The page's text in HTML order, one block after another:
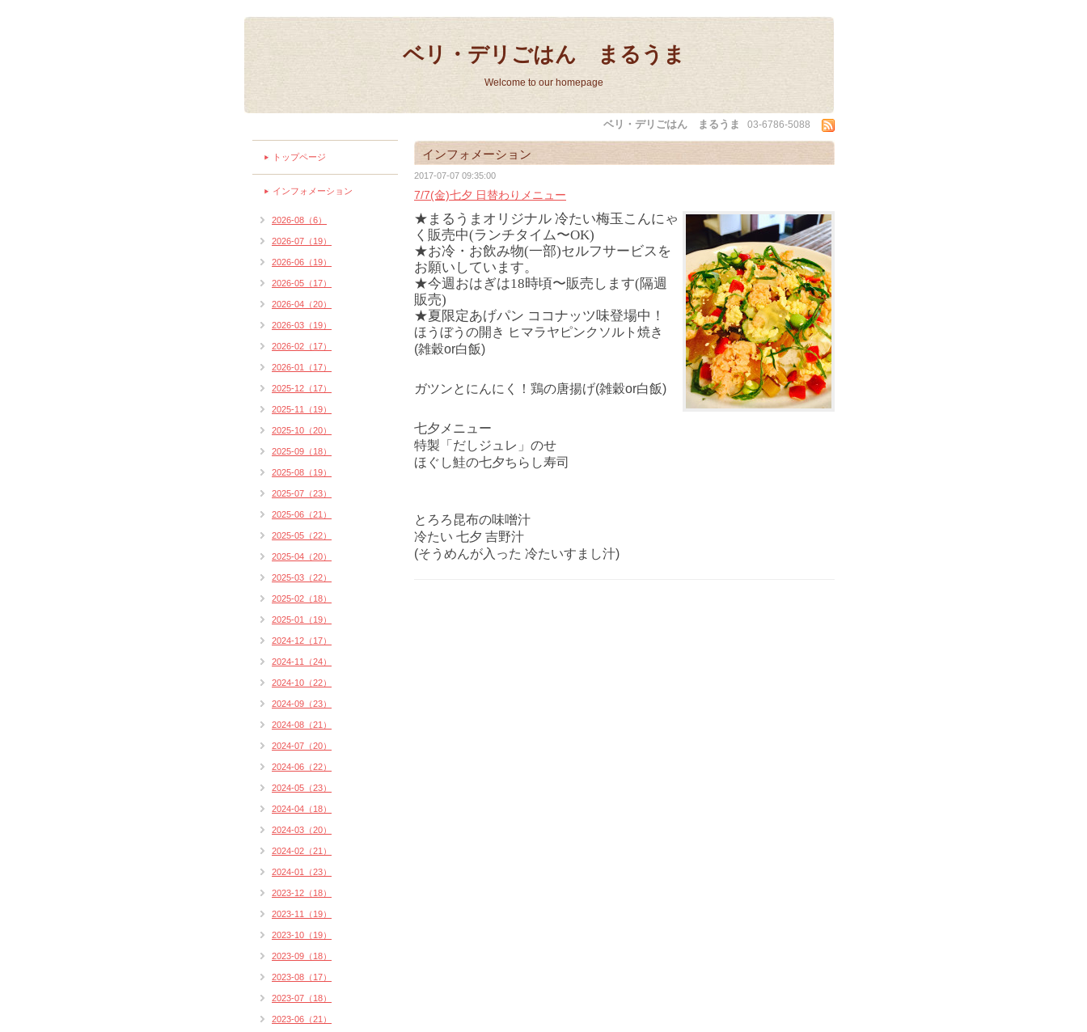
ベリ・デリごはん まるうま
Welcome to our homepage
ベリ・デリごはん まるうま 03-6786-5088
インフォメーション
2017-07-07 09:35:00
7/7(金)七夕 日替わりメニュー
★まるうまオリジナル 冷たい梅玉こんにゃ
く販売中(ランチタイム〜OK)
★お冷・お飲み物(一部)セルフサービスを
お願いしています。
★今週おはぎは18時頃〜販売します(隔週
販売)
★夏限定あげパン ココナッツ味登場中！
ほうぼうの開き ヒマラヤピンクソルト焼き
(雑穀or白飯)
ガツンとにんにく！ 鶏の唐揚げ(雑穀or白飯)
七夕メニュー
特製「だしジュレ」のせ
ほぐし鮭の七夕ちらし寿司
とろろ昆布の味噌汁
冷たい 七夕 吉野汁
(そうめんが入った 冷たいすまし汁)
トップページ
インフォメーション
2026-08（6）
2026-07（19）
2026-06（19）
2026-05（17）
2026-04（20）
2026-03（19）
2026-02（17）
2026-01（17）
2025-12（17）
2025-11（19）
2025-10（20）
2025-09（18）
2025-08（19）
2025-07（23）
2025-06（21）
2025-05（22）
2025-04（20）
2025-03（22）
2025-02（18）
2025-01（19）
2024-12（17）
2024-11（24）
2024-10（22）
2024-09（23）
2024-08（21）
2024-07（20）
2024-06（22）
2024-05（23）
2024-04（18）
2024-03（20）
2024-02（21）
2024-01（23）
2023-12（18）
2023-11（19）
2023-10（19）
2023-09（18）
2023-08（17）
2023-07（18）
2023-06（21）